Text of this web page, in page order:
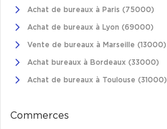
Achat de bureaux à Paris (75000)
Achat de bureaux à Lyon (69000)
Vente de bureaux à Marseille (13000)
Achat bureaux à Bordeaux (33000)
Achat de bureaux à Toulouse (31000)
Commerces